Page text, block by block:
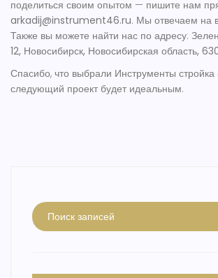
поделиться своим опытом — пишите нам
arkadij@instrument46.ru. Мы отвечаем на
Также вы можете найти нас по адресу:
12, Новосибирск, Новосибирская область,
Спасибо, что выбрали Инструменты
следующий проект будет идеальным.